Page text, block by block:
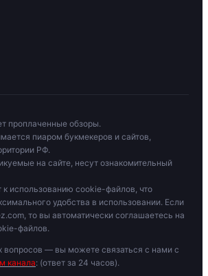
проплаченные обзоры.
пиаром букмекеров и сайтов,
РФ.
на сайте, несут ознакомительный
к использованию cookie-файлов, что
удобства в использовании. Если
то вы автоматически соглашаетесь на
файлов.
— вы можете связаться с нами с
канала: (ответ за 24 часов).